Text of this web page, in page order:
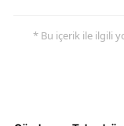
* Bu içerik ile ilgili